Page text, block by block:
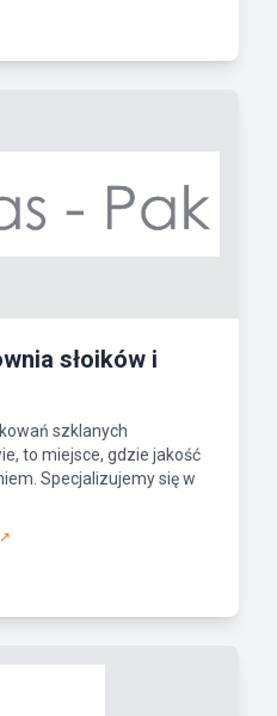
słoików i
szklanych
to miejsce, gdzie jakość
Specjalizujemy się w
↗